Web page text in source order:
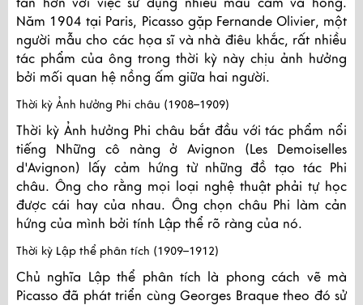
Năm 1904 tại Paris, Picasso gặp Fernande Olivier, một
người mẫu cho các họa sĩ và nhà điêu khắc, rất nhiều
tác phẩm của ông trong thời kỳ này chịu ảnh hưởng
bởi mối quan hệ nồng ấm giữa hai người.
Thời kỳ Ảnh hưởng Phi châu (1908–1909)
Thời kỳ Ảnh hưởng Phi châu bắt đầu với tác phẩm nổi
tiếng Những cô nàng ở Avignon (Les Demoiselles
d'Avignon) lấy cảm hứng từ những đồ tạo tác Phi
châu. Ông cho rằng mọi loại nghệ thuật phải tự học
được cái hay của nhau. Ông chọn châu Phi làm cản
hứng của mình bởi tính Lập thể rõ ràng của nó.
Thời kỳ Lập thể phân tích (1909–1912)
Chủ nghĩa Lập thể phân tích là phong cách vẽ mà
Picasso đã phát triển cùng Georges Braque theo đó sử